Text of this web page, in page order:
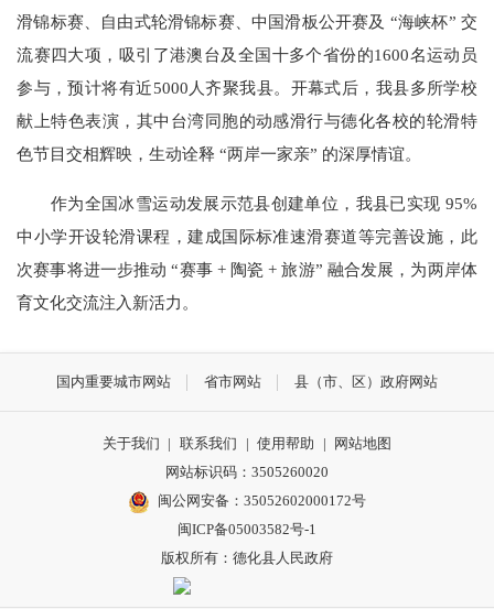
滑锦标赛、自由式轮滑锦标赛、中国滑板公开赛及 “海峡杯” 交
流赛四大项，吸引了港澳台及全国十多个省份的1600名运动员
参与，预计将有近5000人齐聚我县。开幕式后，我县多所学校
献上特色表演，其中台湾同胞的动感滑行与德化各校的轮滑特
色节目交相辉映，生动诠释 “两岸一家亲” 的深厚情谊。
作为全国冰雪运动发展示范县创建单位，我县已实现 95%
中小学开设轮滑课程，建成国际标准速滑赛道等完善设施，此
次赛事将进一步推动 “赛事 + 陶瓷 + 旅游” 融合发展，为两岸体
育文化交流注入新活力。
国内重要城市网站 省市网站 县（市、区）政府网站
关于我们 | 联系我们 | 使用帮助 | 网站地图
网站标识码：3505260020
闽公网安备：35052602000172号
闽ICP备05003582号-1
版权所有：德化县人民政府